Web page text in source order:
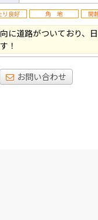
に道路がついており、
！
お問い合わせ